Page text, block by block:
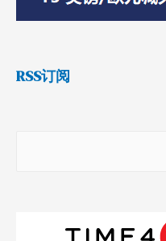
RSS订阅